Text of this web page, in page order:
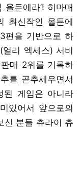
든에라’! 히마매
최신작인 올든에
편을 기반으로 하
리 엑세스) 서비
매 2위를 기록하
를 곧추세우면서
된 게임은 아니라
있어서 앞으로의
신 분들 츄라이 츄